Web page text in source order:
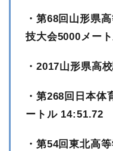
・第68回山形県
技大会5000メー
・2017山形県高
・第268回日本体
ートル 14:51.72
・第54回東北高